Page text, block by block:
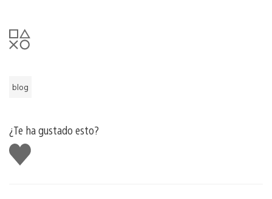
blog
¿Te ha gustado esto?
Me
gusta